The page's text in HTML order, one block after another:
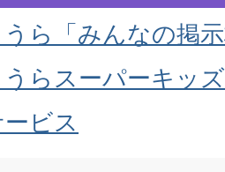
ら「みんなの掲
らスーパーキッ
ビス